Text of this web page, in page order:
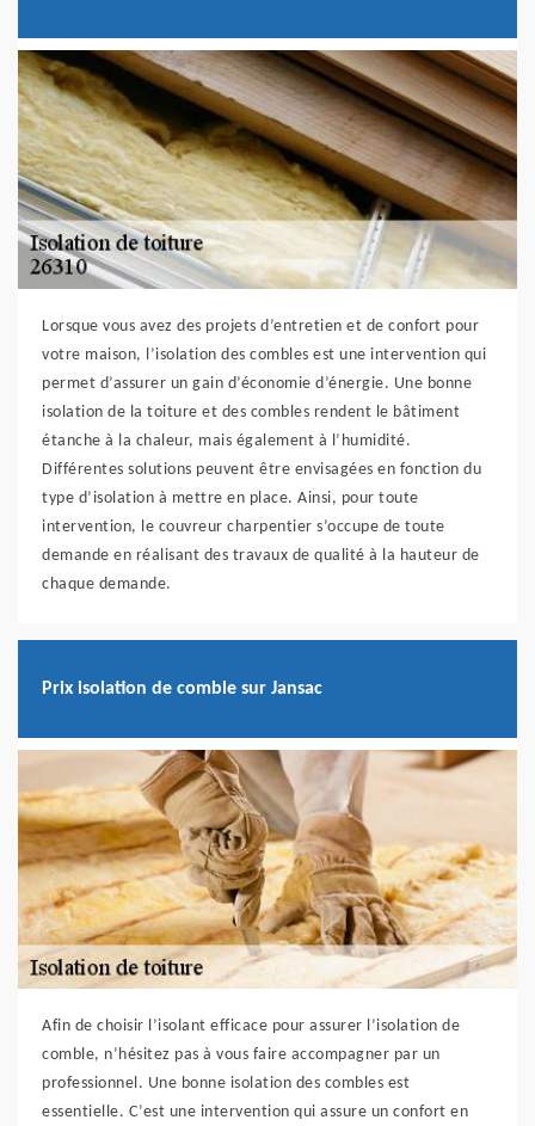
Lorsque vous avez des projets d’entretien et de confort pour
votre maison, l’isolation des combles est une intervention qui
permet d’assurer un gain d’économie d’énergie. Une bonne
isolation de la toiture et des combles rendent le bâtiment
étanche à la chaleur, mais également à l’humidité.
Différentes solutions peuvent être envisagées en fonction du
type d’isolation à mettre en place. Ainsi, pour toute
intervention, le couvreur charpentier s’occupe de toute
demande en réalisant des travaux de qualité à la hauteur de
chaque demande.
Prix isolation de comble sur Jansac
Afin de choisir l’isolant efficace pour assurer l’isolation de
comble, n’hésitez pas à vous faire accompagner par un
professionnel. Une bonne isolation des combles est
essentielle. C’est une intervention qui assure un confort en